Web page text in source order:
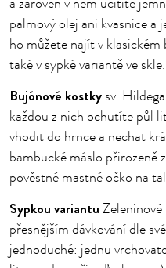
a zároveň v něm ucítíte
palmový olej ani kvasnice a
ho můžete najít v
také v sypké variantě ve skle.
Bujónové kostky sv.
každou z nich ochutíte půl
vhodit do hrnce a nechat
bambucké máslo přirozeně
pověstné mastné očko na
Sypkou variantu
přesnějším dávkování dle
jednoduché: jednu